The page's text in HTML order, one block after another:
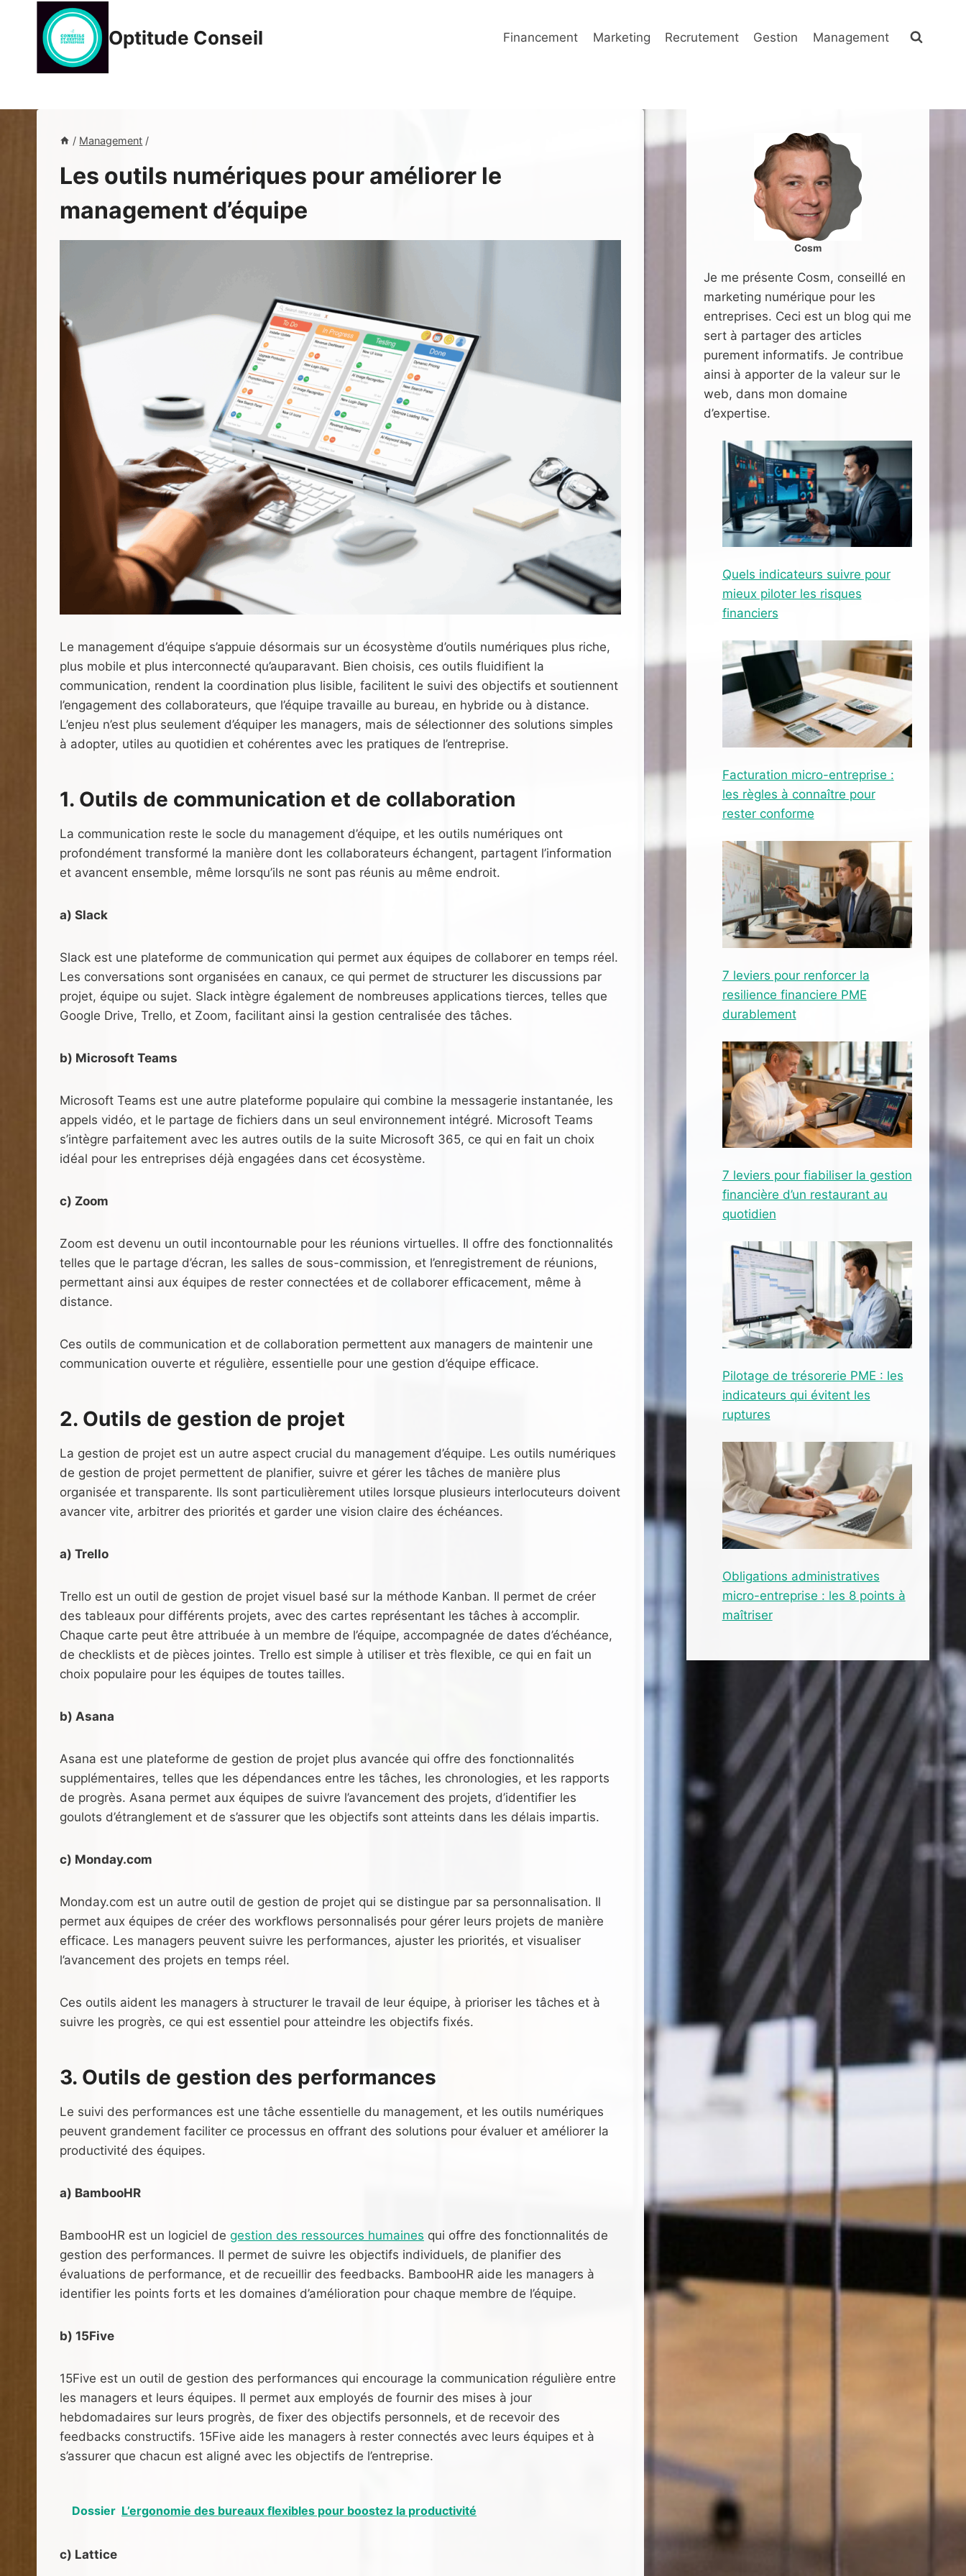
contenu
Optitude Conseil Financement Marketing Recrutement Gestion Management
/ Management /
Les outils numériques pour améliorer le
management d’équipe
Le management d’équipe s’appuie désormais sur un écosystème d’outils numériques plus riche,
plus mobile et plus interconnecté qu’auparavant. Bien choisis, ces outils fluidifient la
communication, rendent la coordination plus lisible, facilitent le suivi des objectifs et soutiennent
l’engagement des collaborateurs, que l’équipe travaille au bureau, en hybride ou à distance.
L’enjeu n’est plus seulement d’équiper les managers, mais de sélectionner des solutions simples
à adopter, utiles au quotidien et cohérentes avec les pratiques de l’entreprise.
1. Outils de communication et de collaboration
La communication reste le socle du management d’équipe, et les outils numériques ont
profondément transformé la manière dont les collaborateurs échangent, partagent l’information
et avancent ensemble, même lorsqu’ils ne sont pas réunis au même endroit.
a) Slack
Slack est une plateforme de communication qui permet aux équipes de collaborer en temps réel.
Les conversations sont organisées en canaux, ce qui permet de structurer les discussions par
projet, équipe ou sujet. Slack intègre également de nombreuses applications tierces, telles que
Google Drive, Trello, et Zoom, facilitant ainsi la gestion centralisée des tâches.
b) Microsoft Teams
Microsoft Teams est une autre plateforme populaire qui combine la messagerie instantanée, les
appels vidéo, et le partage de fichiers dans un seul environnement intégré. Microsoft Teams
s’intègre parfaitement avec les autres outils de la suite Microsoft 365, ce qui en fait un choix
idéal pour les entreprises déjà engagées dans cet écosystème.
c) Zoom
Zoom est devenu un outil incontournable pour les réunions virtuelles. Il offre des fonctionnalités
telles que le partage d’écran, les salles de sous-commission, et l’enregistrement de réunions,
permettant ainsi aux équipes de rester connectées et de collaborer efficacement, même à
distance.
Ces outils de communication et de collaboration permettent aux managers de maintenir une
communication ouverte et régulière, essentielle pour une gestion d’équipe efficace.
2. Outils de gestion de projet
La gestion de projet est un autre aspect crucial du management d’équipe. Les outils numériques
de gestion de projet permettent de planifier, suivre et gérer les tâches de manière plus
organisée et transparente. Ils sont particulièrement utiles lorsque plusieurs interlocuteurs doivent
avancer vite, arbitrer des priorités et garder une vision claire des échéances.
a) Trello
Trello est un outil de gestion de projet visuel basé sur la méthode Kanban. Il permet de créer
des tableaux pour différents projets, avec des cartes représentant les tâches à accomplir.
Chaque carte peut être attribuée à un membre de l’équipe, accompagnée de dates d’échéance,
de checklists et de pièces jointes. Trello est simple à utiliser et très flexible, ce qui en fait un
choix populaire pour les équipes de toutes tailles.
b) Asana
Asana est une plateforme de gestion de projet plus avancée qui offre des fonctionnalités
supplémentaires, telles que les dépendances entre les tâches, les chronologies, et les rapports
de progrès. Asana permet aux équipes de suivre l’avancement des projets, d’identifier les
goulots d’étranglement et de s’assurer que les objectifs sont atteints dans les délais impartis.
c) Monday.com
Monday.com est un autre outil de gestion de projet qui se distingue par sa personnalisation. Il
permet aux équipes de créer des workflows personnalisés pour gérer leurs projets de manière
efficace. Les managers peuvent suivre les performances, ajuster les priorités, et visualiser
l’avancement des projets en temps réel.
Ces outils aident les managers à structurer le travail de leur équipe, à prioriser les tâches et à
suivre les progrès, ce qui est essentiel pour atteindre les objectifs fixés.
3. Outils de gestion des performances
Le suivi des performances est une tâche essentielle du management, et les outils numériques
peuvent grandement faciliter ce processus en offrant des solutions pour évaluer et améliorer la
productivité des équipes.
a) BambooHR
BambooHR est un logiciel de gestion des ressources humaines qui offre des fonctionnalités de
gestion des performances. Il permet de suivre les objectifs individuels, de planifier des
évaluations de performance, et de recueillir des feedbacks. BambooHR aide les managers à
identifier les points forts et les domaines d’amélioration pour chaque membre de l’équipe.
b) 15Five
15Five est un outil de gestion des performances qui encourage la communication régulière entre
les managers et leurs équipes. Il permet aux employés de fournir des mises à jour
hebdomadaires sur leurs progrès, de fixer des objectifs personnels, et de recevoir des
feedbacks constructifs. 15Five aide les managers à rester connectés avec leurs équipes et à
s’assurer que chacun est aligné avec les objectifs de l’entreprise.
Dossier L’ergonomie des bureaux flexibles pour boostez la productivité
c) Lattice
Cosm
Je me présente Cosm, conseillé en
marketing numérique pour les
entreprises. Ceci est un blog qui me
sert à partager des articles
purement informatifs. Je contribue
ainsi à apporter de la valeur sur le
web, dans mon domaine
d’expertise.
Quels indicateurs suivre pour
mieux piloter les risques
financiers
Facturation micro-entreprise :
les règles à connaître pour
rester conforme
7 leviers pour renforcer la
resilience financiere PME
durablement
7 leviers pour fiabiliser la gestion
financière d’un restaurant au
quotidien
Pilotage de trésorerie PME : les
indicateurs qui évitent les
ruptures
Obligations administratives
micro-entreprise : les 8 points à
maîtriser